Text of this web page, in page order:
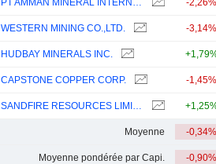
PT AMMAN MINERAL INTERNASIONAL TBK -2,26%
WESTERN MINING CO.,LTD. -3,14%
HUDBAY MINERALS INC.
CAPSTONE COPPER CORP. -1,45%
SANDFIRE RESOURCES LIMITED
Moyenne -0,34%
Moyenne pondérée par Capi. -0,90%